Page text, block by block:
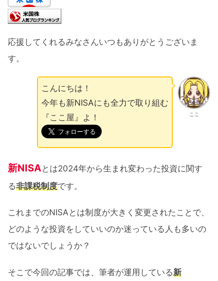
応援してくれるみなさんいつもありがとうございま
す。
ここ
こんにちは！
今年も新NISAにも全力で取り組む
『ここ屋』よ！
新NISAとは2024年から生まれ変わった投資に関す
る非課税制度です。
これまでのNISAとは制度が大きく変更されたことで、
どのような投資をしていいのか迷っている人も多いの
ではないでしょうか？
そこで今回の記事では、筆者が運用している新